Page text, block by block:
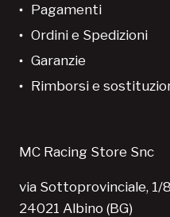
Pagamenti
Ordini e Spedizioni
Garanzie
Rimborsi e
MC Racing Store Snc
via Sottoprovinciale, 1/8
24021 Albino (BG)